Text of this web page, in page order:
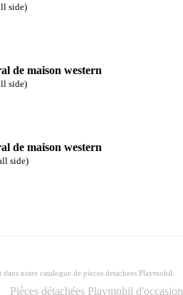
side)
de maison western
side)
de maison western
side)
notre catalogue de pieces detachees Playmobil.
Pièces détachées Playmobil d'occasion